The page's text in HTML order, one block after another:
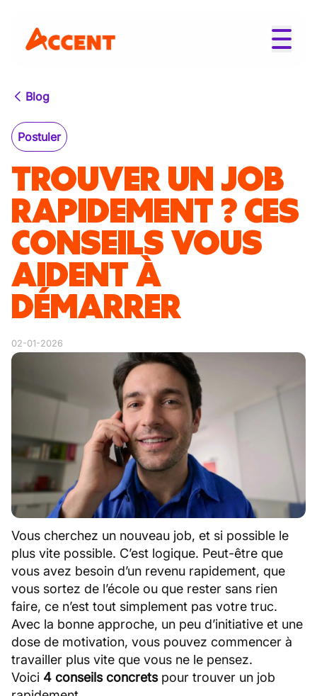
Blog
Postuler
TROUVER UN JOB
RAPIDEMENT ? CES
CONSEILS VOUS
AIDENT À
DÉMARRER
02-01-2026
Vous cherchez un nouveau job, et si possible le
plus vite possible. C’est logique. Peut-être que
vous avez besoin d’un revenu rapidement, que
vous sortez de l’école ou que rester sans rien
faire, ce n’est tout simplement pas votre truc.
Avec la bonne approche, un peu d’initiative et une
dose de motivation, vous pouvez commencer à
travailler plus vite que vous ne le pensez.
Voici 4 conseils concretspour trouver un job